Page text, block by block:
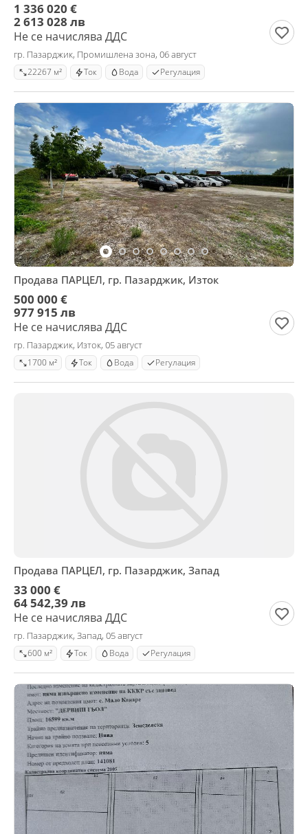
1 336 020 €
2 613 028 лв
Не се начислява ДДС
гр. Пазарджик, Промишлена зона, 06 август
22267 м² Ток Вода Регулация
Продава ПАРЦЕЛ, гр. Пазарджик, Изток
500 000 €
977 915 лв
Не се начислява ДДС
гр. Пазарджик, Изток, 05 август
1700 м² Ток Вода Регулация
Продава ПАРЦЕЛ, гр. Пазарджик, Запад
33 000 €
64 542,39 лв
Не се начислява ДДС
гр. Пазарджик, Запад, 05 август
600 м² Ток Вода Регулация